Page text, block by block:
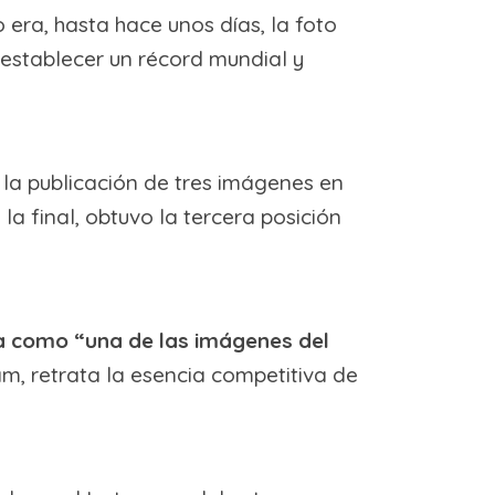
era, hasta hace unos días, la foto
un récord mundial y
publicación de tres imágenes en
la final, obtuvo la tercera posición
“una de las imágenes del
retrata la esencia competitiva de